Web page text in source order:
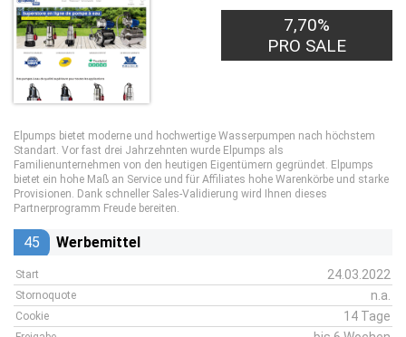
7,70%
PRO SALE
Elpumps bietet moderne und hochwertige Wasserpumpen nach höchstem
Standart. Vor fast drei Jahrzehnten wurde Elpumps als
Familienunternehmen von den heutigen Eigentümern gegründet. Elpumps
bietet ein hohe Maß an Service und für Affiliates hohe Warenkörbe und starke
Provisionen. Dank schneller Sales-Validierung wird Ihnen dieses
Partnerprogramm Freude bereiten.
45 Werbemittel
Start 24.03.2022
Stornoquote n.a.
Cookie 14 Tage